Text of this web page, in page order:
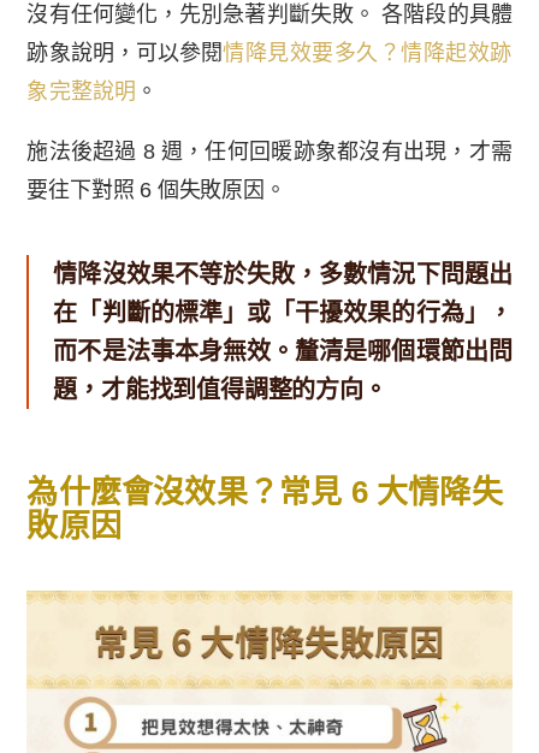
沒有任何變化，先別急著判斷失敗。 各階段的具體
跡象說明，可以參閱情降見效要多久？情降起效跡
象完整說明 。
施法後超過 8 週，任何回暖跡象都沒有出現，才需
要往下對照 6 個失敗原因。
情降沒效果不等於失敗，多數情況下問題出
在「判斷的標準」或「干擾效果的行為」，
而不是法事本身無效。釐清是哪個環節出問
題，才能找到值得調整的方向。
為什麼會沒效果？常見 6 大情降失
敗原因